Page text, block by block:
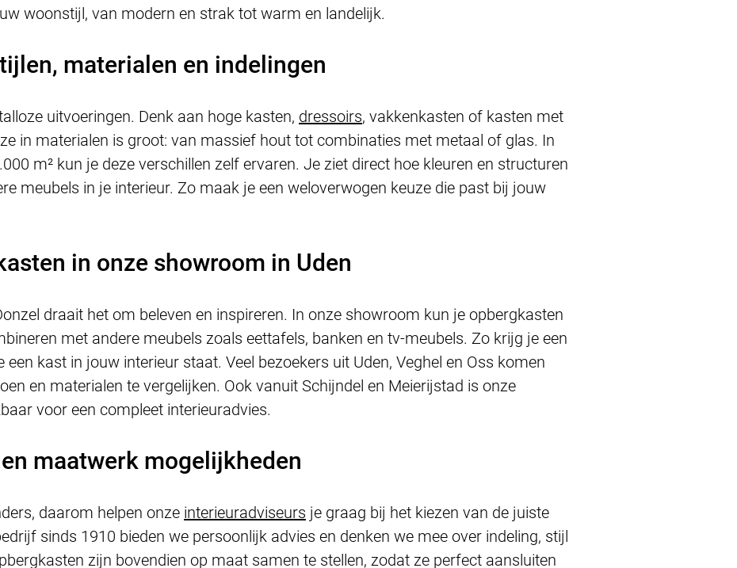
woonstijl, van modern en strak tot warm en landelijk.
materialen en indelingen
uitvoeringen. Denk aan hoge kasten, dressoirs, vakkenkasten of kasten met
in materialen is groot: van massief hout tot combinaties met metaal of glas. In
m² kun je deze verschillen zelf ervaren. Je ziet direct hoe kleuren en structuren
meubels in je interieur. Zo maak je een weloverwogen keuze die past bij jouw
in onze showroom in Uden
draait het om beleven en inspireren. In onze showroom kun je opbergkasten
met andere meubels zoals eettafels, banken en tv-meubels. Zo krijg je een
een kast in jouw interieur staat. Veel bezoekers uit Uden, Veghel en Oss komen
en materialen te vergelijken. Ook vanuit Schijndel en Meierijstad is onze
voor een compleet interieuradvies.
maatwerk mogelijkheden
daarom helpen onze interieuradviseurs je graag bij het kiezen van de juiste
sinds 1910 bieden we persoonlijk advies en denken we mee over indeling, stijl
zijn bovendien op maat samen te stellen, zodat ze perfect aansluiten